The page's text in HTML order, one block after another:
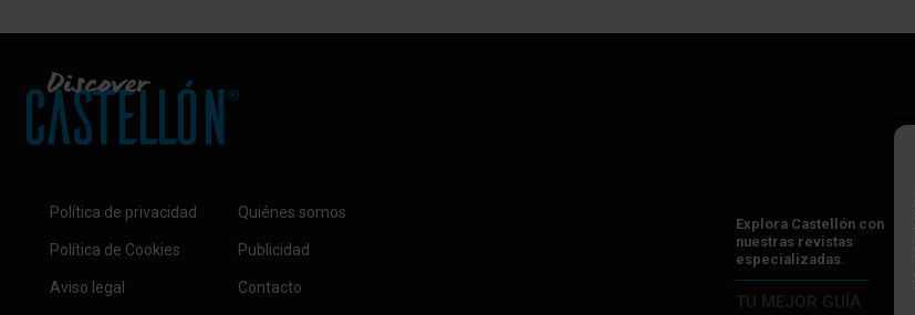
Política de privacidad
Política de Cookies
Aviso legal
Quiénes somos
Publicidad
Contacto
Explora Castellón con
nuestras revistas
especializadas.
TU MEJOR GUÍA